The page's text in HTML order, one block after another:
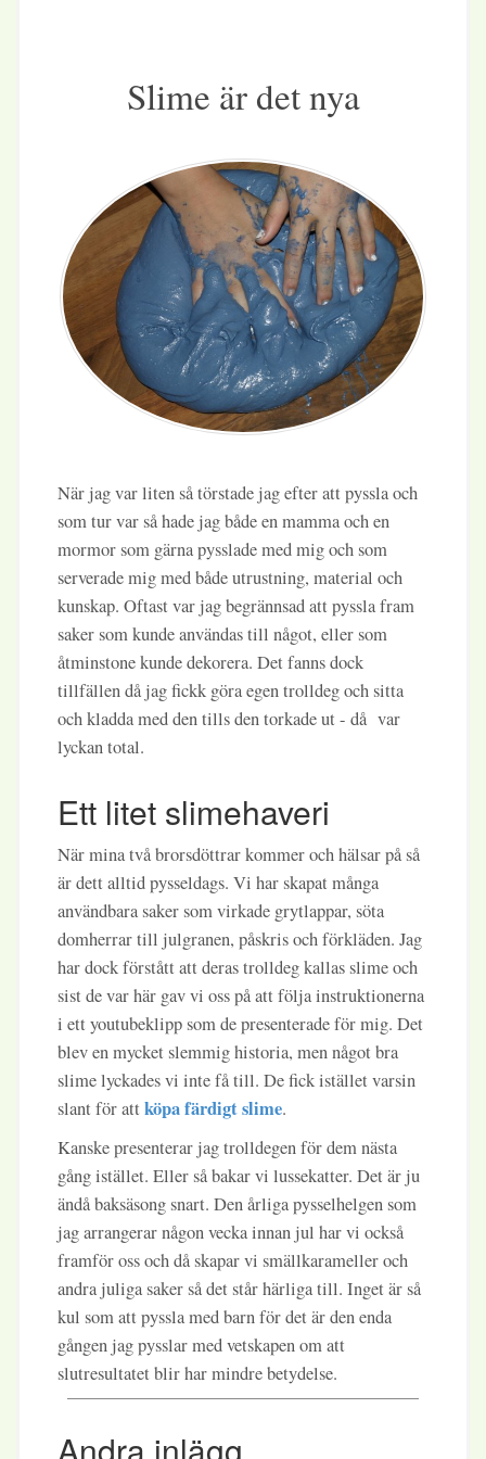
Slime är det nya
När jag var liten så törstade jag efter att pyssla och
som tur var så hade jag både en mamma och en
mormor som gärna pysslade med mig och som
serverade mig med både utrustning, material och
kunskap. Oftast var jag begrännsad att pyssla fram
saker som kunde användas till något, eller som
åtminstone kunde dekorera. Det fanns dock
tillfällen då jag fickk göra egen trolldeg och sitta
och kladda med den tills den torkade ut - då var
lyckan total.
Ett litet slimehaveri
När mina två brorsdöttrar kommer och hälsar på så
är dett alltid pysseldags. Vi har skapat många
användbara saker som virkade grytlappar, söta
domherrar till julgranen, påskris och förkläden. Jag
har dock förstått att deras trolldeg kallas slime och
sist de var här gav vi oss på att följa instruktionerna
i ett youtubeklipp som de presenterade för mig. Det
blev en mycket slemmig historia, men något bra
slime lyckades vi inte få till. De fick istället varsin
slant för attköpa färdigt slime.
Kanske presenterar jag trolldegen för dem nästa
gång istället. Eller så bakar vi lussekatter. Det är ju
ändå baksäsong snart. Den årliga pysselhelgen som
jag arrangerar någon vecka innan jul har vi också
framför oss och då skapar vi smällkarameller och
andra juliga saker så det står härliga till. Inget är så
kul som att pyssla med barn för det är den enda
gången jag pysslar med vetskapen om att
slutresultatet blir har mindre betydelse.